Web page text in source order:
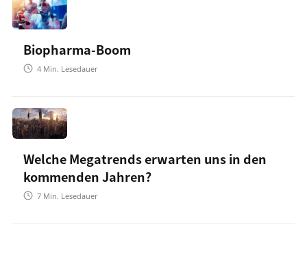
Biopharma-Boom
4 Min. Lesedauer
Welche Megatrends erwarten uns in den
kommenden Jahren?
7 Min. Lesedauer